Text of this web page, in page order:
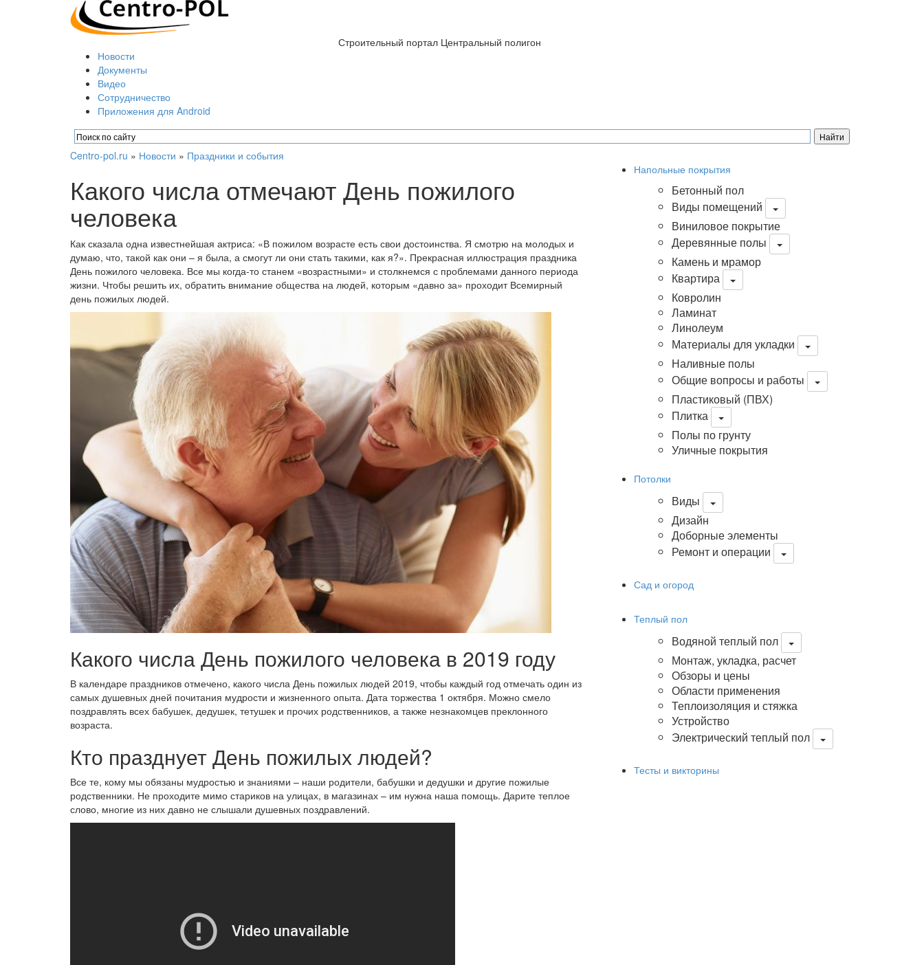
Строительный портал Центральный полигон
Новости
Документы
Видео
Сотрудничество
Приложения для Android
Centro-pol.ru » Новости » Праздники и события
Какого числа отмечают День пожилого
человека
Как сказала одна известнейшая актриса: «В пожилом возрасте есть свои достоинства. Я смотрю на молодых и
думаю, что, такой как они – я была, а смогут ли они стать такими, как я?». Прекрасная иллюстрация праздника
День пожилого человека. Все мы когда-то станем «возрастными» и столкнемся с проблемами данного периода
жизни. Чтобы решить их, обратить внимание общества на людей, которым «давно за» проходит Всемирный
день пожилых людей.
Какого числа День пожилого человека в 2019 году
В календаре праздников отмечено, какого числа День пожилых людей 2019, чтобы каждый год отмечать один из
самых душевных дней почитания мудрости и жизненного опыта. Дата торжества 1 октября. Можно смело
поздравлять всех бабушек, дедушек, тетушек и прочих родственников, а также незнакомцев преклонного
возраста.
Кто празднует День пожилых людей?
Все те, кому мы обязаны мудростью и знаниями – наши родители, бабушки и дедушки и другие пожилые
родственники. Не проходите мимо стариков на улицах, в магазинах – им нужна наша помощь. Дарите теплое
слово, многие из них давно не слышали душевных поздравлений.
Напольные покрытия
Бетонный пол
Виды помещений
Виниловое покрытие
Деревянные полы
Камень и мрамор
Квартира
Ковролин
Ламинат
Линолеум
Материалы для укладки
Наливные полы
Общие вопросы и работы
Пластиковый (ПВХ)
Плитка
Полы по грунту
Уличные покрытия
Потолки
Виды
Дизайн
Доборные элементы
Ремонт и операции
Сад и огород
Теплый пол
Водяной теплый пол
Монтаж, укладка, расчет
Обзоры и цены
Области применения
Теплоизоляция и стяжка
Устройство
Электрический теплый пол
Тесты и викторины